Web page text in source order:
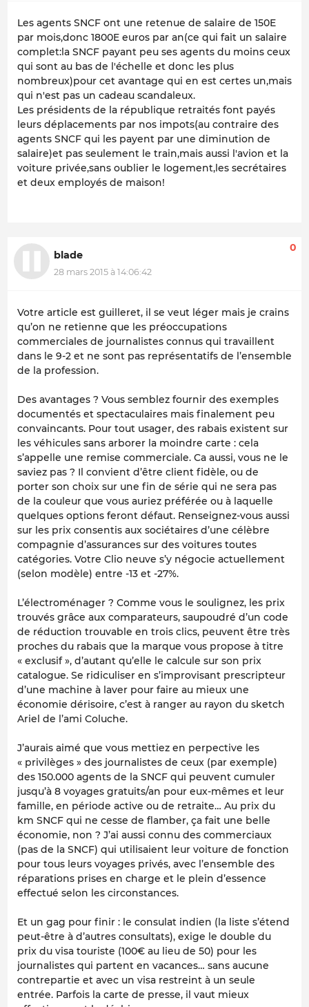
Les agents SNCF ont une retenue de salaire de 150E
par mois,donc 1800E euros par an(ce qui fait un salaire
complet:la SNCF payant peu ses agents du moins ceux
qui sont au bas de l'échelle et donc les plus
nombreux)pour cet avantage qui en est certes un,mais
qui n'est pas un cadeau scandaleux.
Les présidents de la république retraités font payés
leurs déplacements par nos impots(au contraire des
agents SNCF qui les payent par une diminution de
salaire)et pas seulement le train,mais aussi l'avion et la
voiture privée,sans oublier le logement,les secrétaires
et deux employés de maison!
blade
28 mars 2015 à 14:06:42
0
Votre article est guilleret, il se veut léger mais je crains
qu’on ne retienne que les préoccupations
commerciales de journalistes connus qui travaillent
dans le 9-2 et ne sont pas représentatifs de l’ensemble
de la profession.
Des avantages ? Vous semblez fournir des exemples
documentés et spectaculaires mais finalement peu
convaincants. Pour tout usager, des rabais existent sur
les véhicules sans arborer la moindre carte : cela
s’appelle une remise commerciale. Ca aussi, vous ne le
saviez pas ? Il convient d’être client fidèle, ou de
porter son choix sur une fin de série qui ne sera pas
de la couleur que vous auriez préférée ou à laquelle
quelques options feront défaut. Renseignez-vous aussi
sur les prix consentis aux sociétaires d’une célèbre
compagnie d’assurances sur des voitures toutes
catégories. Votre Clio neuve s’y négocie actuellement
(selon modèle) entre -13 et -27%.
L’électroménager ? Comme vous le soulignez, les prix
trouvés grâce aux comparateurs, saupoudré d’un code
de réduction trouvable en trois clics, peuvent être très
proches du rabais que la marque vous propose à titre
« exclusif », d’autant qu’elle le calcule sur son prix
catalogue. Se ridiculiser en s’improvisant prescripteur
d’une machine à laver pour faire au mieux une
économie dérisoire, c’est à ranger au rayon du sketch
Ariel de l’ami Coluche.
J’aurais aimé que vous mettiez en perpective les
« privilèges » des journalistes de ceux (par exemple)
des 150.000 agents de la SNCF qui peuvent cumuler
jusqu’à 8 voyages gratuits/an pour eux-mêmes et leur
famille, en période active ou de retraite… Au prix du
km SNCF qui ne cesse de flamber, ça fait une belle
économie, non ? J’ai aussi connu des commerciaux
(pas de la SNCF) qui utilisaient leur voiture de fonction
pour tous leurs voyages privés, avec l’ensemble des
réparations prises en charge et le plein d’essence
effectué selon les circonstances.
Et un gag pour finir : le consulat indien (la liste s’étend
peut-être à d’autres consultats), exige le double du
prix du visa touriste (100€ au lieu de 50) pour les
journalistes qui partent en vacances… sans aucune
contrepartie et avec un visa restreint à un seule
entrée. Parfois la carte de presse, il vaut mieux